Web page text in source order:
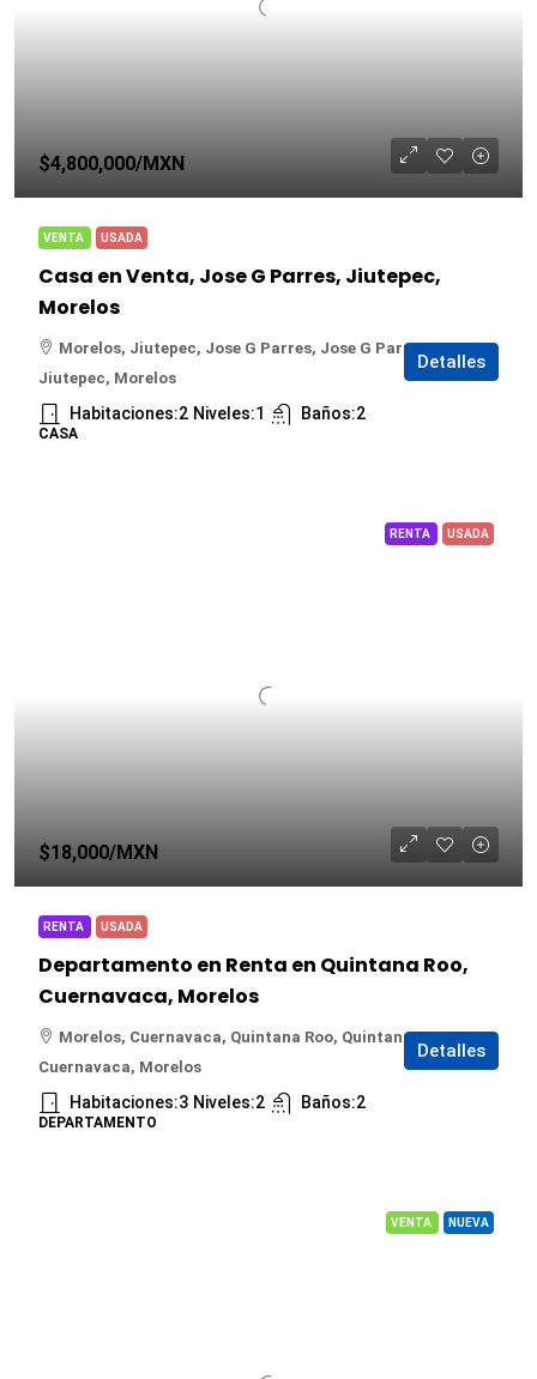
$4,800,000/MXN
VENTA USADA
Casa en Venta, Jose G Parres, Jiutepec,
Morelos
Morelos, Jiutepec, Jose G Parres, Jose G Parres,
Jiutepec, Morelos
Habitaciones:2 Niveles:1 Baños:2
CASA
Detalles
RENTA USADA
$18,000/MXN
RENTA USADA
Departamento en Renta en Quintana Roo,
Cuernavaca, Morelos
Morelos, Cuernavaca, Quintana Roo, Quintana Roo,
Cuernavaca, Morelos
Habitaciones:3 Niveles:2 Baños:2
DEPARTAMENTO
Detalles
VENTA NUEVA